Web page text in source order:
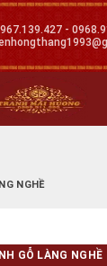
-
NGHỀ
GỖ LÀNG NGHỀ